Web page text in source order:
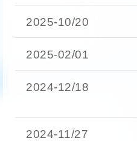
2025-10/20
2025-02/01
2024-12/18
2024-11/27